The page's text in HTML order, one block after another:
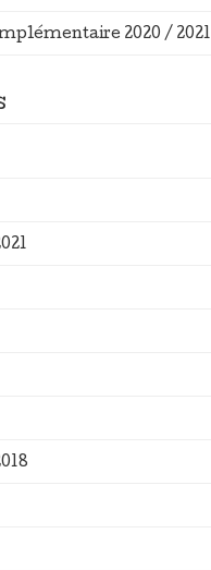
2020 / 2021